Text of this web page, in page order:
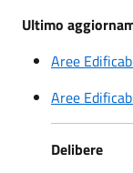
Ultimo
Aree
Aree
Delibere